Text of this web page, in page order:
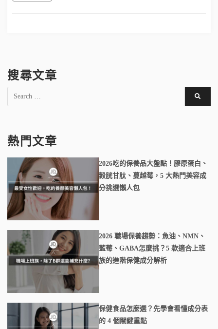
搜尋文章
熱門文章
2026吃的保養品大盤點！膠原蛋白、
穀胱甘肽、蔓越莓，5 大熱門美容成
分挑選懶人包
2026 職場保養趨勢：魚油、NMN、
藍莓、GABA怎麼挑？5 款適合上班
族的進階保健成分解析
保健食品怎麼選？先學會看懂成分表
的 4 個關鍵重點